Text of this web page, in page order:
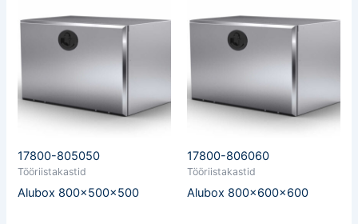
17800-805050
Tööriistakastid
Alubox 800x500x500
17800-806060
Tööriistakastid
Alubox 800x600x600